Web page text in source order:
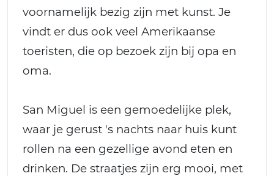
voornamelijk bezig zijn met kunst. Je
vindt er dus ook veel Amerikaanse
toeristen, die op bezoek zijn bij opa en
oma.
San Miguel is een gemoedelijke plek,
waar je gerust 's nachts naar huis kunt
rollen na een gezellige avond eten en
drinken. De straatjes zijn erg mooi, met